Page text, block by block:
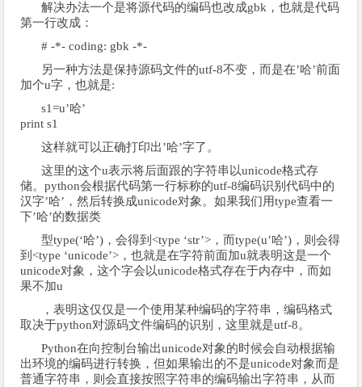
解决办法一个是将源代码的编码也改成gbk，也就是代码
第一行改成：
# -*- coding: gbk -*-
另一种方法是保持源码文件的utf-8不变，而是在’哈’前面
加个u字，也就是:
s1=u’哈’
print s1
这样就可以正确打印出’哈’字了。
这里的这个u表示将后面跟的字符串以unicode格式存
储。python会根据代码第一行标称的utf-8编码识别代码中的
汉字’哈’，然后转换成unicode对象。如果我们用type查看一
下’哈’的数据类
型type(‘哈’)，会得到<type ‘str’>，而type(u’哈’)，则会得
到<type ‘unicode’>，也就是在字符前面加u就表明这是一个
unicode对象，这个字会以unicode格式存在于内存中，而如
果不加u
，表明这仅仅是一个使用某种编码的字符串，编码格式
取决于python对源码文件编码的识别，这里就是utf-8。
Python在向控制台输出unicode对象的时候会自动根据输
出环境的编码进行转换，但如果输出的不是unicode对象而是
普通字符串，则会直接按照字符串的编码输出字符串，从而